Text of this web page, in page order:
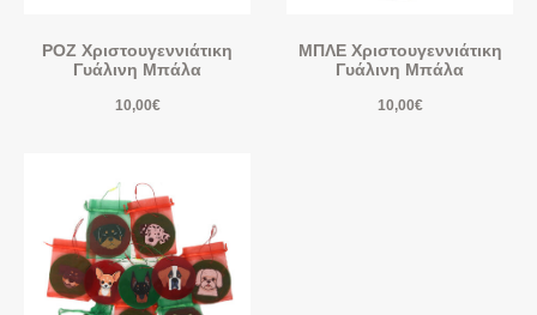
ΡΟΖ Χριστουγεννιάτικη
Γυάλινη Μπάλα
10,00€
ΜΠΛΕ Χριστουγεννιάτικη
Γυάλινη Μπάλα
10,00€